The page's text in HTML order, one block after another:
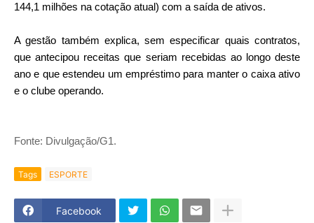
144,1 milhões na cotação atual) com a saída de ativos.
A gestão também explica, sem especificar quais contratos,
que antecipou receitas que seriam recebidas ao longo deste
ano e que estendeu um empréstimo para manter o caixa ativo
e o clube operando.
Fonte: Divulgação/G1.
Tags ESPORTE
Facebook